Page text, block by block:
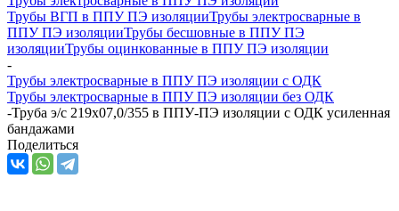
Трубы ВГП в ППУ ПЭ изоляцииТрубы электросварные в
ППУ ПЭ изоляцииТрубы бесшовные в ППУ ПЭ
изоляцииТрубы оцинкованные в ППУ ПЭ изоляции
-
Трубы электросварные в ППУ ПЭ изоляции с ОДК
Трубы электросварные в ППУ ПЭ изоляции без ОДК
-Труба э/с 219х07,0/355 в ППУ-ПЭ изоляции с ОДК усиленная
бандажами
Поделиться